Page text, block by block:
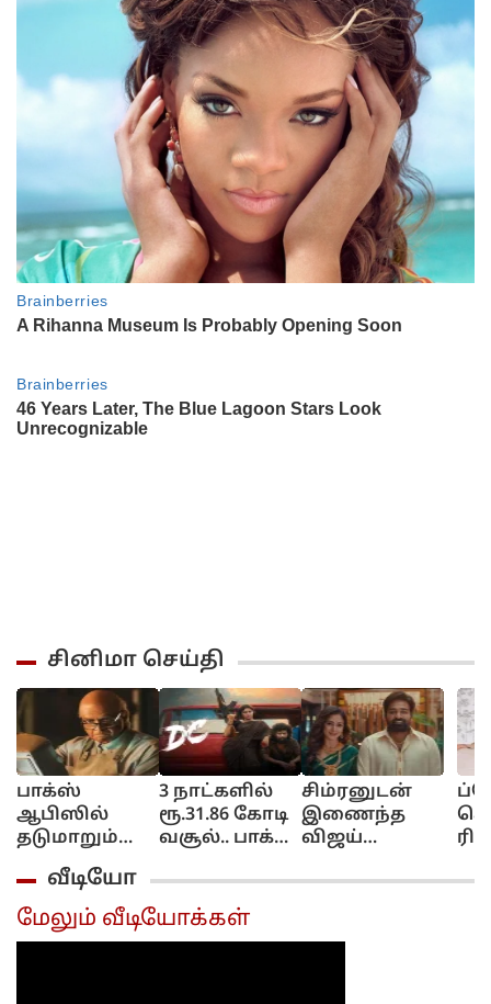
சினிமா செய்தி
பாக்ஸ்
ஆபிஸில்
தடுமாறும்
மாதவனின்
ஜி.டி.என்
3 நாட்களில்
ரூ.31.86 கோடி
வசூல்.. பாக்ஸ்
மாஸ் காட்டும்
லோகேஷின்
டிசி !
சிம்ரனுடன்
இணைந்த
விஜய்
நகரின் நடந்த
வீடியோ
மேலும் வீடியோக்கள்